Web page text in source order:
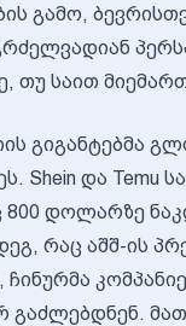
გამო,
თუ საით
გიგანტებმა
Shein და Temu
800 დოლარზე
რაც აშშ-ის
ჩინურმა